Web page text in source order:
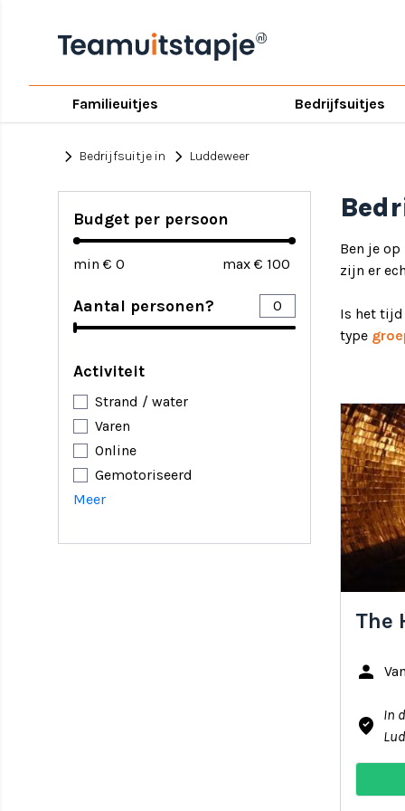
Familieuitjes Bedrijfsuitjes
chevron_right Bedrijfsuitje in chevron_right Luddeweer
Budget per persoon
min € max €
Aantal personen?
Activiteit
Strand / water
Varen
Online
Gemotoriseerd
Meer
Ben je op
zijn er
Is het tijd
type
The
person
where_to_vote
In